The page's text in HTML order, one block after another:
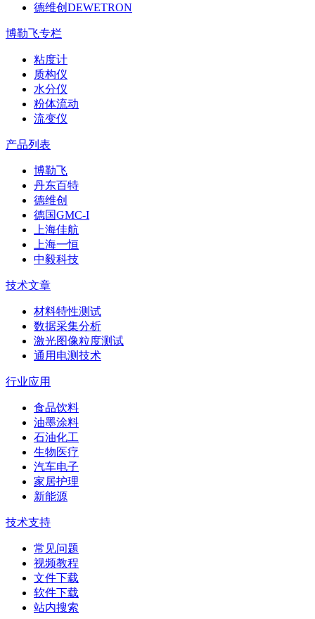
德维创DEWETRON
博勒飞专栏
粘度计
质构仪
水分仪
粉体流动
流变仪
产品列表
博勒飞
丹东百特
德维创
德国GMC-I
上海佳航
上海一恒
中毅科技
技术文章
材料特性测试
数据采集分析
激光图像粒度测试
通用电测技术
行业应用
食品饮料
油墨涂料
石油化工
生物医疗
汽车电子
家居护理
新能源
技术支持
常见问题
视频教程
文件下载
软件下载
站内搜索